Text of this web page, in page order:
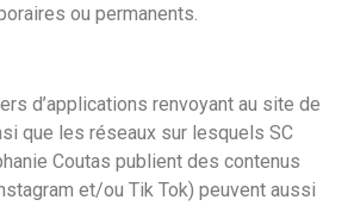
ou permanents.
d’applications renvoyant au site de
que les réseaux sur lesquels SC
Coutas publient des contenus
et/ou Tik Tok) peuvent aussi